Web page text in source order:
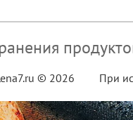
© 2026 При